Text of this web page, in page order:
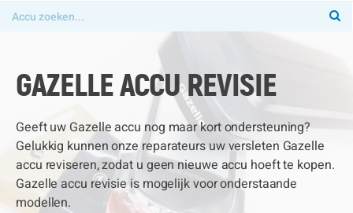
GAZELLE ACCU REVISIE
Geeft uw Gazelle accu nog maar kort ondersteuning?
Gelukkig kunnen onze reparateurs uw versleten Gazelle
accu reviseren, zodat u geen nieuwe accu hoeft te kopen.
Gazelle accu revisie is mogelijk voor onderstaande
modellen.